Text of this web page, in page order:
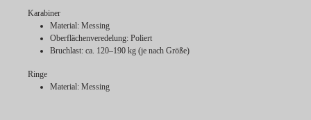
Karabiner
Material: Messing
Oberflächenveredelung: Poliert
Bruchlast: ca. 120–190 kg (je nach Größe)
Ringe
Material: Messing